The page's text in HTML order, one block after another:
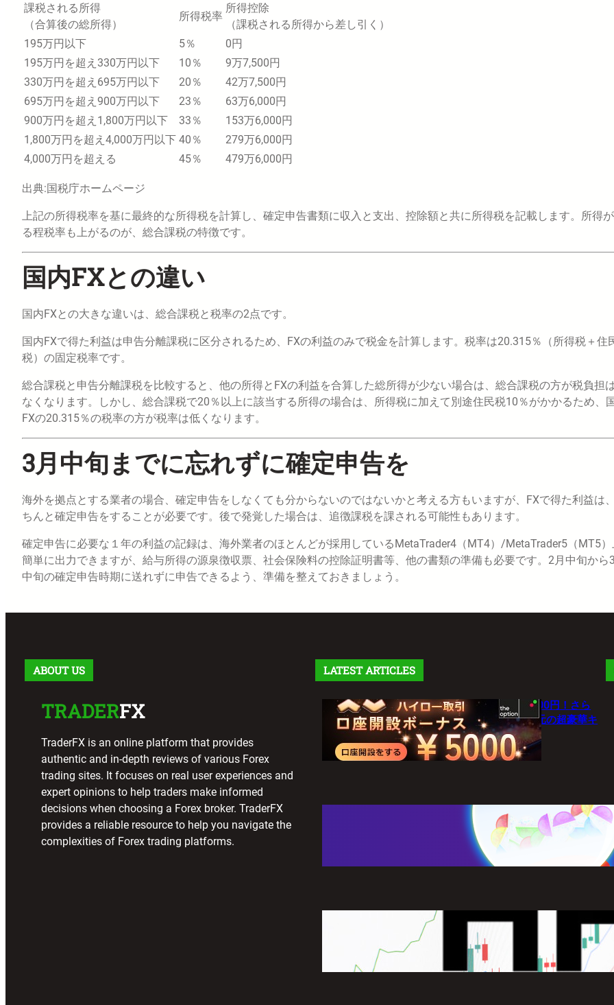
課税される所得
（合算後の総所得）
所得税率
所得控除
（課税される所得から差し引く）
195万円以下
5％
0円
195万円を超え330万円以下
10％
9万7,500円
330万円を超え695万円以下
20％
42万7,500円
695万円を超え900万円以下
23％
63万6,000円
900万円を超え1,800万円以下
33％
153万6,000円
1,800万円を超え4,000万円以下 40％
279万6,000円
4,000万円を超える
45％ 479万6,000円
出典:国税庁ホームページ
上記の所得税率を基に最終的な所得税を計算し、確定申告書類に収入と支出、控除額と共に所得税を記載します。所得が
る程税率も上がるのが、総合課税の特徴です。
国内FXとの違い
国内FXとの大きな違いは、総合課税と税率の2点です。
国内FXで得た利益は申告分離課税に区分されるため、FXの利益のみで税金を計算します。税率は20.315％（所得税＋住
税）の固定税率です。
総合課税と申告分離課税を比較すると、他の所得とFXの利益を合算した総所得が少ない場合は、総合課税の方が税負担
なくなります。しかし、総合課税で20％以上に該当する所得の場合は、所得税に加えて別途住民税10％がかかるため、
FXの20.315％の税率の方が税率は低くなります。
3月中旬までに忘れずに確定申告を
海外を拠点とする業者の場合、確定申告をしなくても分からないのではないかと考える方もいますが、FXで得た利益は
ちんと確定申告をすることが必要です。後で発覚した場合は、追徴課税を課される可能性もあります。
確定申告に必要な１年の利益の記録は、海外業者のほとんどが採用しているMetaTrader4（MT4）/MetaTrader5（MT5
簡単に出力できますが、給与所得の源泉徴収票、社会保険料の控除証明書等、他の書類の準備も必要です。2月中旬から
中旬の確定申告時期に送れずに申告できるよう、準備を整えておきましょう。
ABOUT US
TRADERFX
TraderFX is an online platform that provides
authentic and in-depth reviews of various Forex
trading sites. It focuses on real user experiences and
expert opinions to help traders make informed
decisions when choosing a Forex broker. TraderFX
provides a reliable resource to help you navigate the
complexities of Forex trading platforms.
LATEST ARTICLES
【theoption】口座開設で5,000円！さら
に仮想通貨入金で最大10%還元の超豪華キ
ャンペーン
1月 27, 2026
【新常識】BigBossポイント（BBP）を
使い倒せ！取引のたびに還元される豪華
HFMは日本人でも使えますか？
1月 21, 2026